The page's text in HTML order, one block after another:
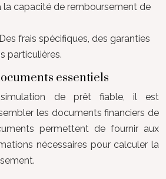
la capacité de remboursement de
frais spécifiques, des garanties
particulières.
essentiels
de prêt fiable, il est
les documents financiers de
permettent de fournir aux
nécessaires pour calculer la